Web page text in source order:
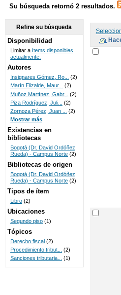
SISTEMAS
DE
BIBLIOTECAS
UNICOC
Su búsqueda retornó 2 resultados.
Refine su búsqueda
Disponibilidad
Limitar a ítems disponibles
actualmente.
Autores
Insignares Gómez, Ro...
(2)
Marín Elizalde, Maur... (2)
Muñoz Martínez, Gabr...
(2)
Piza Rodríguez, Juli...
(2)
Zornoza Pérez, Juan ...
(2)
Mostrar más
Existencias en
bibliotecas
Bogotá (Dr. David Ordóñez
Rueda) - Campus Norte (2)
Bibliotecas de origen
Bogotá (Dr. David Ordóñez
Rueda) - Campus Norte (2)
Tipos de ítem
Libro (2)
Ubicaciones
Segundo piso (1)
Tópicos
Derecho fiscal (2)
Procedimiento tribut...
(2)
Sanciones tributaria... (1)